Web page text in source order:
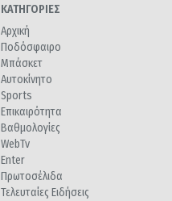
ΚΑΤΗΓΟΡΙΕΣ
Αρχική
Ποδόσφαιρο
Μπάσκετ
Αυτοκίνητο
Sports
Επικαιρότητα
Βαθμολογίες
WebTv
Enter
Πρωτοσέλιδα
Τελευταίες Ειδήσεις